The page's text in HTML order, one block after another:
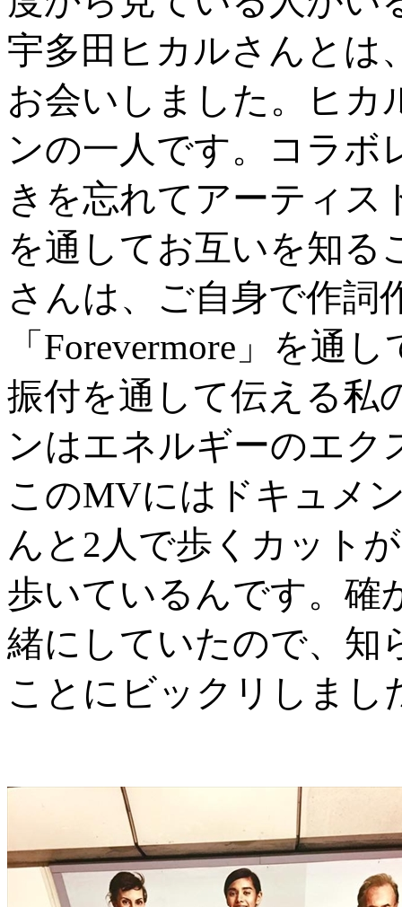
宇多田ヒカルさんとは
お会いしました。ヒカ
ンの一人です。コラボ
きを忘れてアーティス
を通してお互いを知る
さんは、ご自身で作詞
「Forevermore」を通
振付を通して伝える私
ンはエネルギーのエク
このMVにはドキュメ
んと2人で歩くカット
歩いているんです。確
緒にしていたので、知
ことにビックリしまし